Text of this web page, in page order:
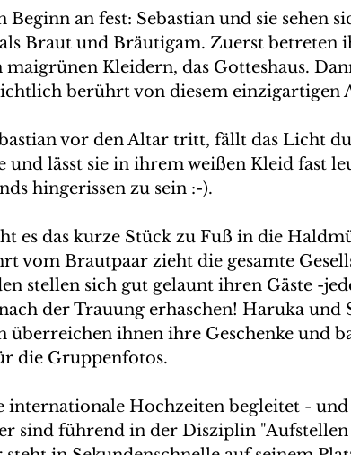
an fest: Sebastian und sie sehen
Braut und Bräutigam. Zuerst betreten
Kleidern, das Gotteshaus.
berührt von diesem einzigartigen
vor den Altar tritt, fällt das Licht
und lässt sie in ihrem weißen Kleid fast
hingerissen zu sein :-).
es das kurze Stück zu Fuß in die
vom Brautpaar zieht die gesamte
stellen sich gut gelaunt ihren Gäste -
der Trauung erhaschen! Haruka und
überreichen ihnen ihre Geschenke und
die Gruppenfotos.
internationale Hochzeiten begleitet -
sind führend in der Disziplin